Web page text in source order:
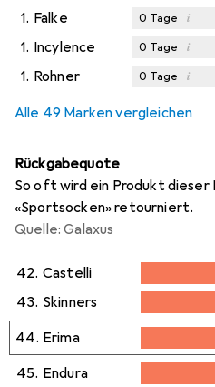
1. Falke 0 Tage i
1. Incylence 0 Tage i
1. Rohner 0 Tage i
Alle 49 Marken vergleichen
Rückgabequote
So oft wird ein Produkt dieser
«Sportsocken» retourniert.
Quelle: Galaxus
42. Castelli
43. Skinners
44. Erima
45. Endura